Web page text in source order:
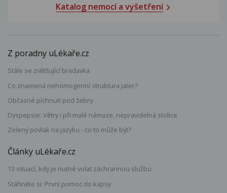
Katalog nemocí a vyšetření
Z poradny uLékaře.cz
Stále se zvětšující bradavka
Co znamená nehomogenní struktura jater?
Občasné píchnutí pod žebry
Dyspepsie: Větry i při malé námaze, nepravidelná stolice
Zelený povlak na jazyku - co to může být?
Články uLékaře.cz
13 situací, kdy je nutné volat záchrannou službu
Stáhněte si: První pomoc do kapsy